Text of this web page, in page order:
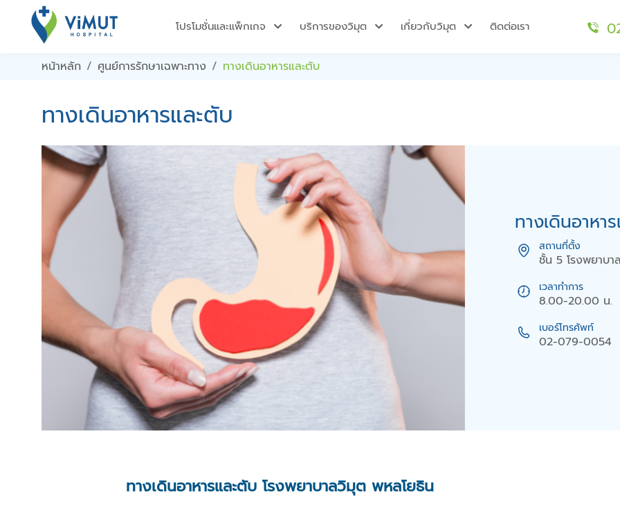
โปรโมชั่นและแพ็กเกจ บริการของวิมุต เกี่ยวกับวิมุต ติดต่อเรา
หน้าหลัก ศูนย์การรักษาเฉพาะทาง ทางเดินอาหารและตับ
ทางเดินอาหารและตับ
ทางเดินอาหา
สถานที่ตั้ง
ชั้น 5 โรงพยาบ
เวลาทำการ
8.00-20.00 น.
เบอร์โทรศัพท์
02-079-0054
ทางเดินอาหารและตับ โรงพยาบาลวิมุต พหลโยธิน